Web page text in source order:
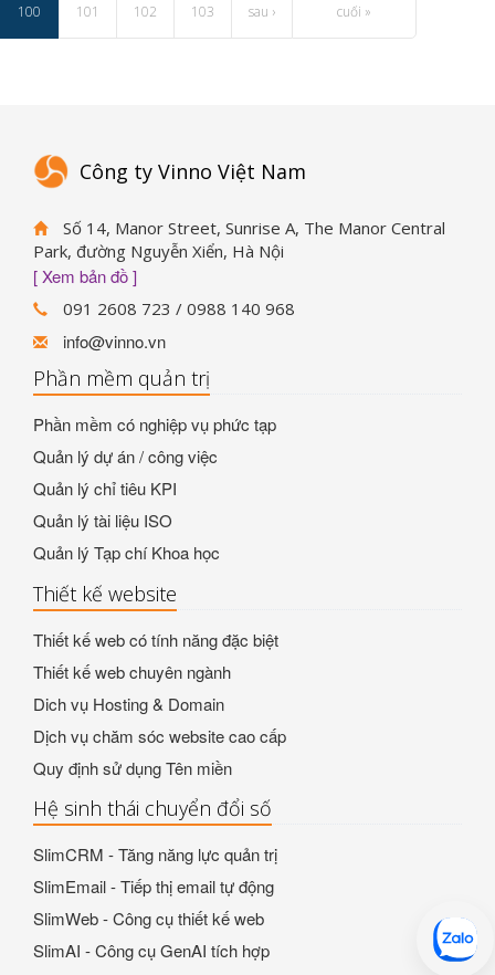
100 101 102 103 sau › cuối »
Công ty Vinno Việt Nam
Số 14, Manor Street, Sunrise A, The Manor Central
Park, đường Nguyễn Xiển, Hà Nội
[ Xem bản đồ ]
091 2608 723 / 0988 140 968
info@vinno.vn
Phần mềm quản trị
Phần mềm có nghiệp vụ phức tạp
Quản lý dự án / công việc
Quản lý chỉ tiêu KPI
Quản lý tài liệu ISO
Quản lý Tạp chí Khoa học
Thiết kế website
Thiết kế web có tính năng đặc biệt
Thiết kế web chuyên ngành
Dich vụ Hosting & Domain
Dịch vụ chăm sóc website cao cấp
Quy định sử dụng Tên miền
Hệ sinh thái chuyển đổi số
SlimCRM - Tăng năng lực quản trị
SlimEmail - Tiếp thị email tự động
SlimWeb - Công cụ thiết kế web
SlimAI - Công cụ GenAI tích hợp